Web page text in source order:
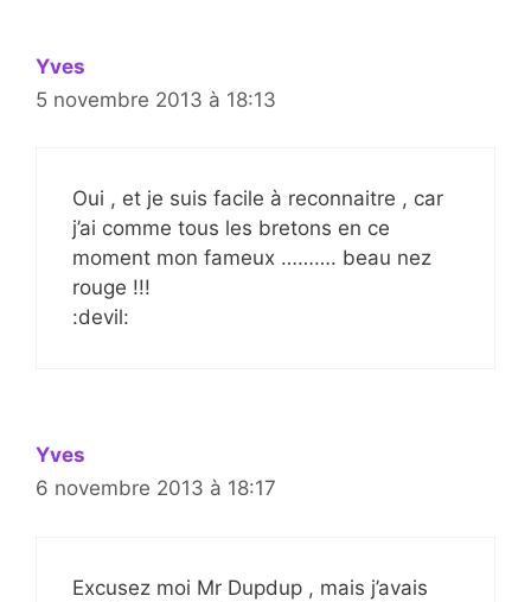
Yves
5 novembre 2013 à 18:13
Oui , et je suis facile à reconnaitre , car
j’ai comme tous les bretons en ce
moment mon fameux ………. beau nez
rouge !!!
:devil:
Yves
6 novembre 2013 à 18:17
Excusez moi Mr Dupdup , mais j’avais